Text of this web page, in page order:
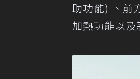
助功能) 、前
加熱功能以及